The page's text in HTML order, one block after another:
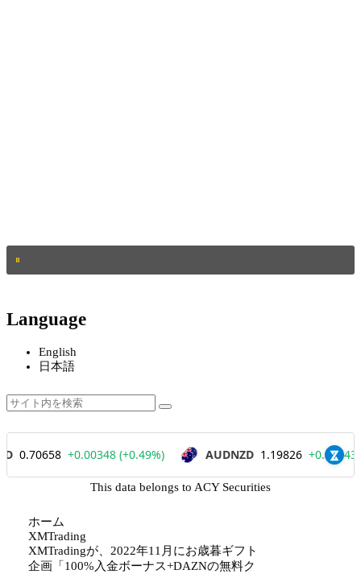
Language
English
日本語
This data belongs to ACY Securities
ホーム
XMTrading
XMTradingが、2022年11月にお歳暮ギフト
企画「100%入金ボーナス+DAZNの無料ク